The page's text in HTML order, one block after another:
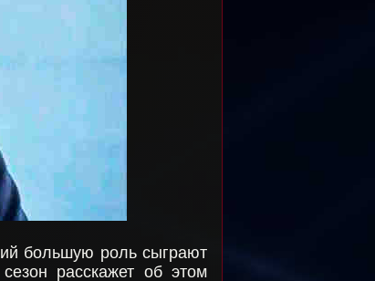
большую роль сыграют
расскажет об этом